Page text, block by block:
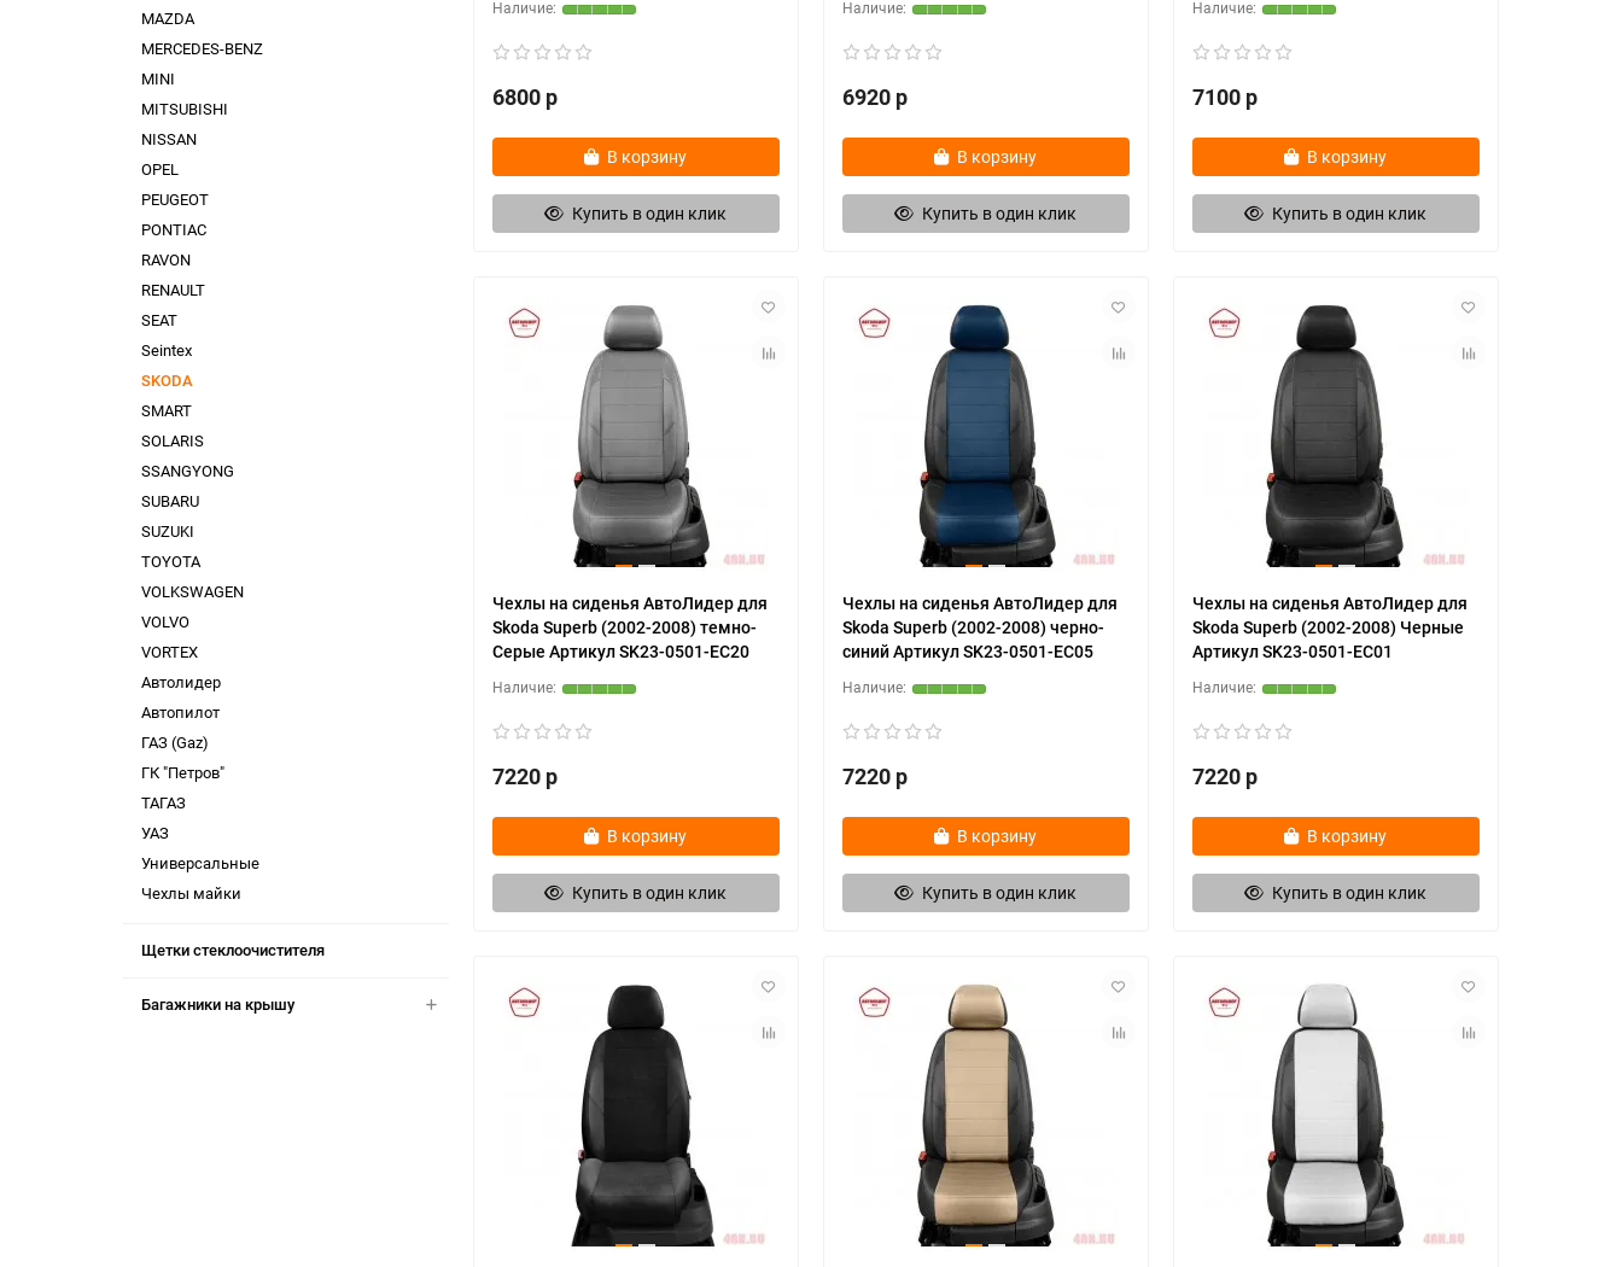
MAZDA
MERCEDES-BENZ
MINI
MITSUBISHI
NISSAN
OPEL
PEUGEOT
PONTIAC
RAVON
RENAULT
SEAT
Seintex
SKODA
SMART
SOLARIS
SSANGYONG
SUBARU
SUZUKI
TOYOTA
VOLKSWAGEN
VOLVO
VORTEX
Автолидер
Автопилот
ГАЗ (Gaz)
ГК "Петров"
ТАГАЗ
УАЗ
Универсальные
Чехлы майки
Щетки стеклоочистителя
Багажники на крышу
6800 р
В корзину
Купить в один клик
6920 р
В корзину
Купить в один клик
7100 р
В корзину
Купить в один клик
Чехлы на сиденья АвтоЛидер для
Skoda Superb (2002-2008) темно-
Серые Артикул SK23-0501-EC20
7220 р
В корзину
Купить в один клик
Чехлы на сиденья АвтоЛидер для
Skoda Superb (2002-2008) черно-
синий Артикул SK23-0501-EC05
7220 р
В корзину
Купить в один клик
Чехлы на сиденья АвтоЛидер для
Skoda Superb (2002-2008) Черные
Артикул SK23-0501-EC01
7220 р
В корзину
Купить в один клик